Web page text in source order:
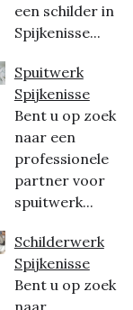
een schilder in
Spijkenisse...
Spuitwerk
Spijkenisse
Bent u op zoek
naar een
professionele
partner voor
spuitwerk...
Schilderwerk
Spijkenisse
Bent u op zoek